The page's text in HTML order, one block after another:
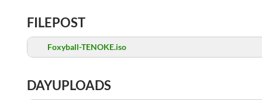
FILEPOST
Foxyball-TENOKE.iso
DAYUPLOADS